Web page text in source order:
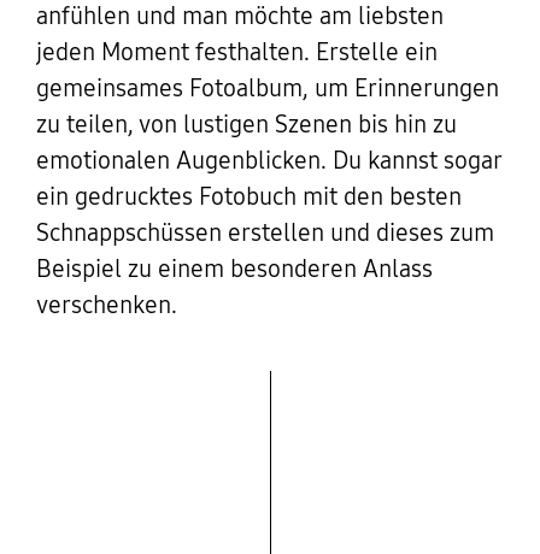
anfühlen und man möchte am liebsten
jeden Moment festhalten. Erstelle ein
gemeinsames Fotoalbum, um Erinnerungen
zu teilen, von lustigen Szenen bis hin zu
emotionalen Augenblicken. Du kannst sogar
ein gedrucktes Fotobuch mit den besten
Schnappschüssen erstellen und dieses zum
Beispiel zu einem besonderen Anlass
verschenken.